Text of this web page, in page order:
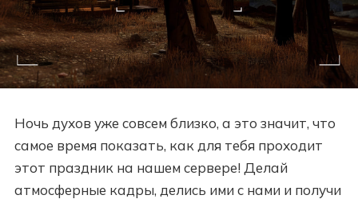
Ночь духов уже совсем близко, а это значит, что
самое время показать, как для тебя проходит
этот праздник на нашем сервере! Делай
атмосферные кадры, делись ими с нами и получи